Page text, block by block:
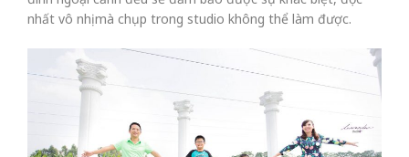
nhất vô nhị mà chụp trong studio không thể làm được.